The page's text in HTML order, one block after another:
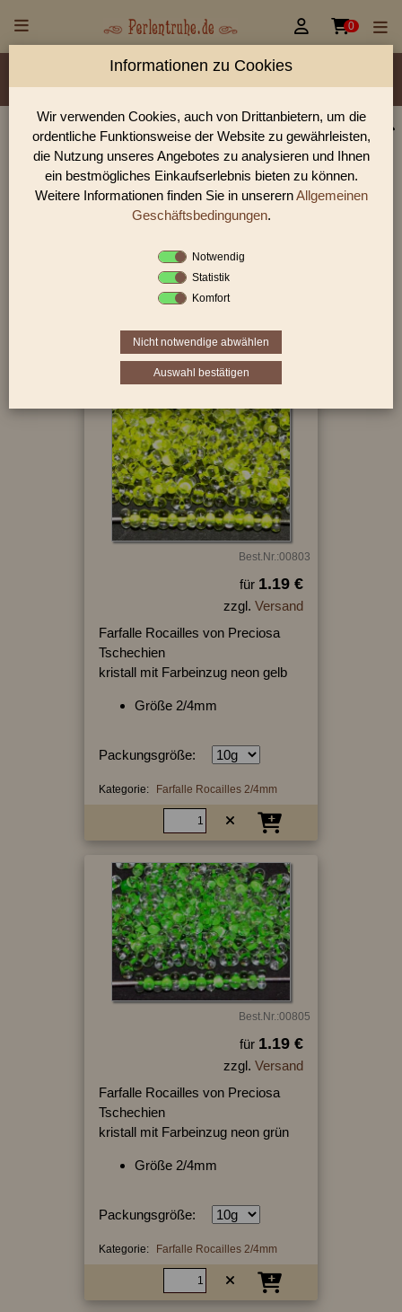
 0
Material/Glassorte Sorte/Form Farbe
Größen
Rocailles Größen Lochdurchmesser
Perlen Shop für Farfalle Rocailles 2/4mm Perlen
In unserem Perlen Shop finden sie zahlreich Farfalle Rocailles
2/4mm Perlen und viele weiter Glasperlen.
Sie befinden sich in folgender Kategorie:
Farfalle Rocailles|Farfalle Rocailles 2/4mm
Best.Nr.:00803
für 1.19 €
zzgl. Versand
Farfalle Rocailles von Preciosa
Tschechien
kristall mit Farbeinzug neon gelb
Größe 2/4mm
Packungsgröße:
Kategorie: Farfalle Rocailles 2/4mm
Best.Nr.:00805
für 1.19 €
zzgl. Versand
Farfalle Rocailles von Preciosa
Tschechien
kristall mit Farbeinzug neon grün
Größe 2/4mm
Packungsgröße:
Kategorie: Farfalle Rocailles 2/4mm
Informationen zu Cookies
Wir verwenden Cookies, auch von Drittanbietern, um die
ordentliche Funktionsweise der Website zu gewährleisten,
die Nutzung unseres Angebotes zu analysieren und Ihnen
ein bestmögliches Einkaufserlebnis bieten zu können.
Weitere Informationen finden Sie in unserernAllgemeinen
Geschäftsbedingungen.
Notwendig
Statistik
Komfort
Nicht notwendige abwählen
Auswahl bestätigen